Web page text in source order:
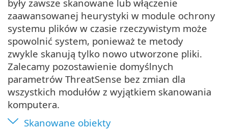
były zawsze skanowane lub włączenie
zaawansowanej heurystyki w module ochrony
systemu plików w czasie rzeczywistym może
spowolnić system, ponieważ te metody
zwykle skanują tylko nowo utworzone pliki.
Zalecamy pozostawienie domyślnych
parametrów ThreatSense bez zmian dla
wszystkich modułów z wyjątkiem skanowania
komputera.
Skanowane obiekty